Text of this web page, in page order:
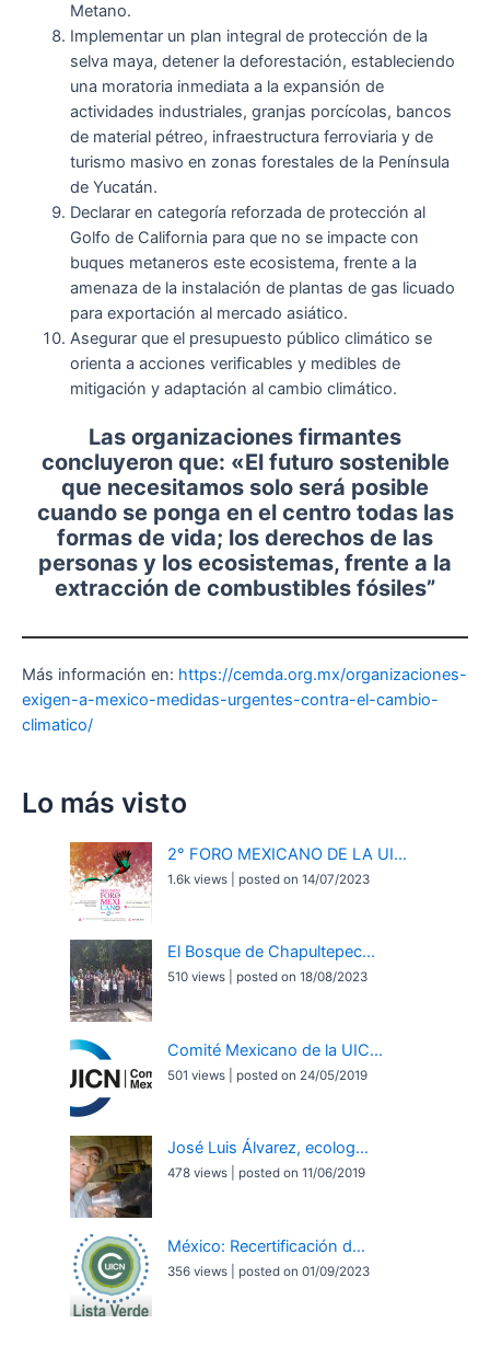
Metano.
Implementar un plan integral de protección de la
selva maya, detener la deforestación, estableciendo
una moratoria inmediata a la expansión de
actividades industriales, granjas porcícolas, bancos
de material pétreo, infraestructura ferroviaria y de
turismo masivo en zonas forestales de la Península
de Yucatán.
Declarar en categoría reforzada de protección al
Golfo de California para que no se impacte con
buques metaneros este ecosistema, frente a la
amenaza de la instalación de plantas de gas licuado
para exportación al mercado asiático.
Asegurar que el presupuesto público climático se
orienta a acciones verificables y medibles de
mitigación y adaptación al cambio climático.
Las organizaciones firmantes
concluyeron que: «El futuro sostenible
que necesitamos solo será posible
cuando se ponga en el centro todas las
formas de vida; los derechos de las
personas y los ecosistemas, frente a la
extracción de combustibles fósiles”
Más información en: https://cemda.org.mx/organizaciones-
exigen-a-mexico-medidas-urgentes-contra-el-cambio-
climatico/
Lo más visto
2° FORO MEXICANO DE LA UI...
1.6k views posted on 14/07/2023
El Bosque de Chapultepec...
510 views posted on 18/08/2023
Comité Mexicano de la UIC...
501 views posted on 24/05/2019
José Luis Álvarez, ecolog...
478 views posted on 11/06/2019
México: Recertificación d...
356 views posted on 01/09/2023